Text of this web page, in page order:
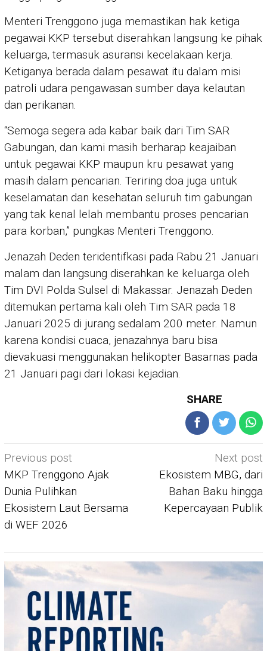
Menteri Trenggono juga memastikan hak ketiga
pegawai KKP tersebut diserahkan langsung ke pihak
keluarga, termasuk asuransi kecelakaan kerja.
Ketiganya berada dalam pesawat itu dalam misi
patroli udara pengawasan sumber daya kelautan
dan perikanan.
“Semoga segera ada kabar baik dari Tim SAR
Gabungan, dan kami masih berharap keajaiban
untuk pegawai KKP maupun kru pesawat yang
masih dalam pencarian. Teriring doa juga untuk
keselamatan dan kesehatan seluruh tim gabungan
yang tak kenal lelah membantu proses pencarian
para korban,” pungkas Menteri Trenggono.
Jenazah Deden teridentifkasi pada Rabu 21 Januari
malam dan langsung diserahkan ke keluarga oleh
Tim DVI Polda Sulsel di Makassar. Jenazah Deden
ditemukan pertama kali oleh Tim SAR pada 18
Januari 2025 di jurang sedalam 200 meter. Namun
karena kondisi cuaca, jenazahnya baru bisa
dievakuasi menggunakan helikopter Basarnas pada
21 Januari pagi dari lokasi kejadian.
SHARE
Post
navigation
Previous post
MKP Trenggono Ajak
Dunia Pulihkan
Ekosistem Laut Bersama
di WEF 2026
Next post
Ekosistem MBG, dari
Bahan Baku hingga
Kepercayaan Publik